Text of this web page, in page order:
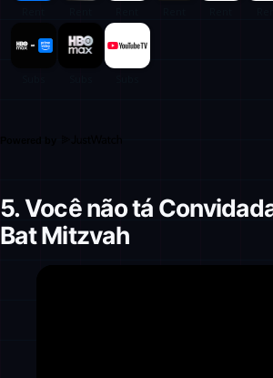
Powered by
5. Você não tá
Bat Mitzvah